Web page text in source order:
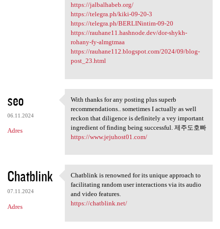
https://jalbalhabeb.org/
https://telegra.ph/kiki-09-20-3
https://telegra.ph/BERLINintim-09-20
https://rauhane11.hashnode.dev/dor-shykh-
rohany-fy-almgtmaa
https://rauhane112.blogspot.com/2024/09/blog-
post_23.html
seo
06.11.2024
Adres
With thanks for any posting
With thanks for any posting plus superb
recommendations.. sometimes I actually as well
reckon that diligence is definitely a vey important
ingredient of finding being successful. 제주도호빠
https://www.jejuhost01.com/
Chatblink
07.11.2024
Adres
Chatblink is renowned for its
Chatblink is renowned for its unique approach to
facilitating random user interactions via its audio
and video features.
https://chatblink.net/